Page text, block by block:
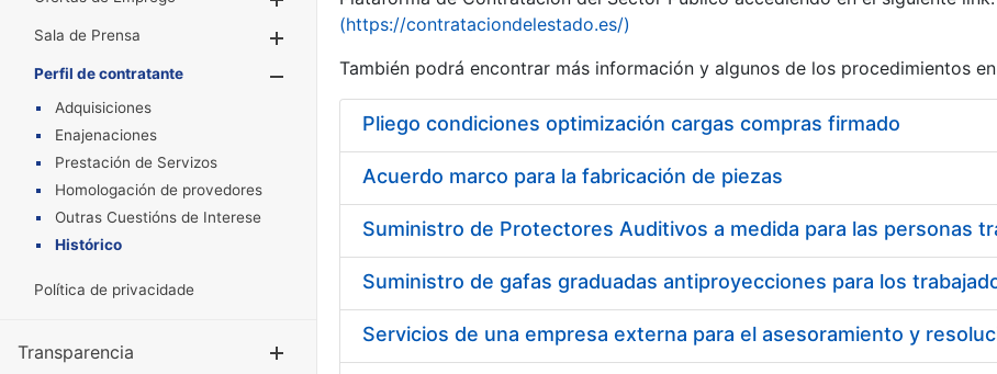
Sala de Prensa
Mostrar/Ocultar
Perfil de contratante
Mostrar/Ocultar
Adquisiciones
Enajenaciones
Prestación de Servizos
Homologación de provedores
Outras Cuestións de Interese
Histórico
Política de privacidade
Transparencia
(https://contrataciondelestado.es/)
También podrá encontrar más información y algunos de los procedimientos en
Pliego condiciones optimización cargas compras firmado
Acuerdo marco para la fabricación de piezas